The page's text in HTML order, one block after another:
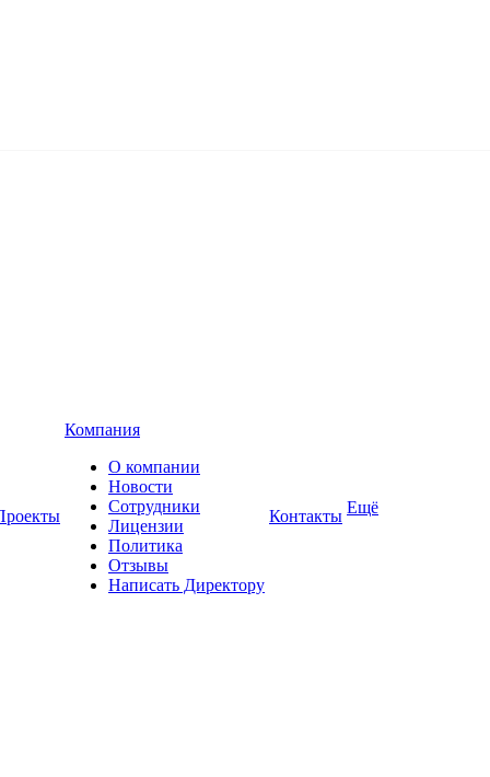
Компания
О компании
Новости
Сотрудники
Лицензии
Политика
Отзывы
Написать Директору
Контакты Ещё